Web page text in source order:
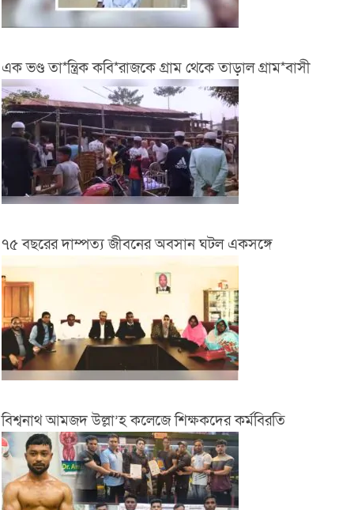
এক ভণ্ড তা*ন্ত্রিক কবি*রাজকে গ্রাম থেকে তাড়াল গ্রাম*বাসী
৭৫ বছরের দাম্পত্য জীবনের অবসান ঘটল একসঙ্গে
বিশ্বনাথ আমজদ উল্লা’হ কলেজে শিক্ষকদের কর্মবিরতি